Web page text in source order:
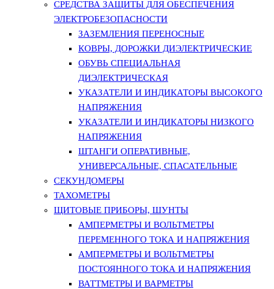
СРЕДСТВА ЗАЩИТЫ ДЛЯ ОБЕСПЕЧЕНИЯ
ЭЛЕКТРОБЕЗОПАСНОСТИ
ЗАЗЕМЛЕНИЯ ПЕРЕНОСНЫЕ
КОВРЫ, ДОРОЖКИ ДИЭЛЕКТРИЧЕСКИЕ
ОБУВЬ СПЕЦИАЛЬНАЯ
ДИЭЛЕКТРИЧЕСКАЯ
УКАЗАТЕЛИ И ИНДИКАТОРЫ ВЫСОКОГО
НАПРЯЖЕНИЯ
УКАЗАТЕЛИ И ИНДИКАТОРЫ НИЗКОГО
НАПРЯЖЕНИЯ
ШТАНГИ ОПЕРАТИВНЫЕ,
УНИВЕРСАЛЬНЫЕ, СПАСАТЕЛЬНЫЕ
СЕКУНДОМЕРЫ
ТАХОМЕТРЫ
ЩИТОВЫЕ ПРИБОРЫ, ШУНТЫ
АМПЕРМЕТРЫ И ВОЛЬТМЕТРЫ
ПЕРЕМЕННОГО ТОКА И НАПРЯЖЕНИЯ
АМПЕРМЕТРЫ И ВОЛЬТМЕТРЫ
ПОСТОЯННОГО ТОКА И НАПРЯЖЕНИЯ
ВАТТМЕТРЫ И ВАРМЕТРЫ